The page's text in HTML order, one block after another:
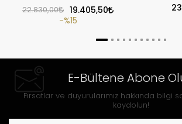
22.830,00
19.405,50
%15
E-Bültene Abone
Fırsatlar ve duyurularımız hakkında bilgi
kaydolun!